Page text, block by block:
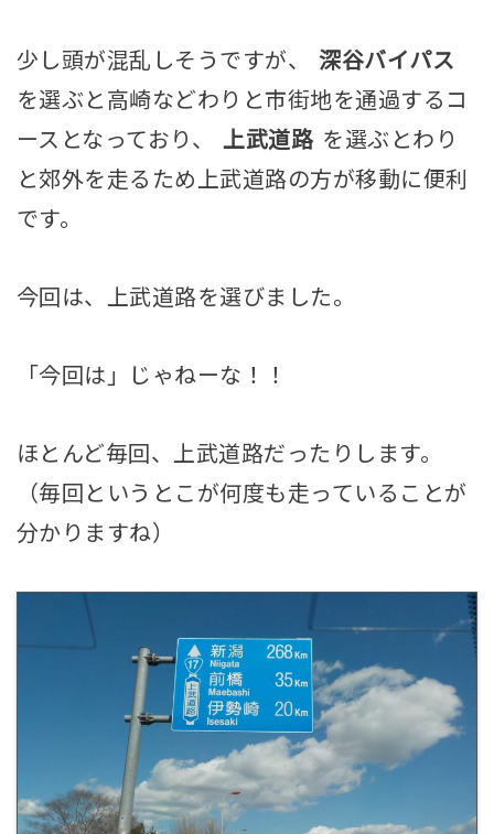
少し頭が混乱しそうですが、
深谷バイパス
を選ぶと高崎などわりと市街地を通過するコ
ースとなっており、
上武道路 を選ぶとわり
と郊外を走るため上武道路の方が移動に便利
です。
今回は、上武道路を選びました。
「今回は」じゃねーな！！
ほとんど毎回、上武道路だったりします。
（毎回というとこが何度も走っていることが
分かりますね）